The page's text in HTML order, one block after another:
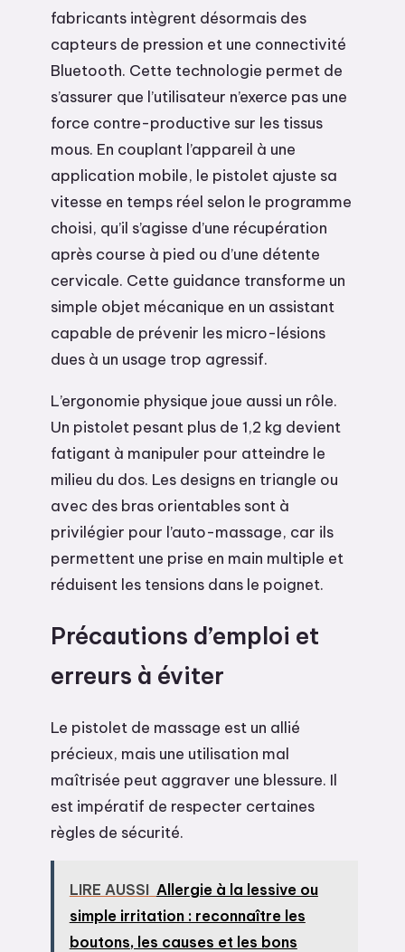
fabricants intègrent désormais des
capteurs de pression et une connectivité
Bluetooth. Cette technologie permet de
s’assurer que l’utilisateur n’exerce pas une
force contre-productive sur les tissus
mous. En couplant l’appareil à une
application mobile, le pistolet ajuste sa
vitesse en temps réel selon le programme
choisi, qu’il s’agisse d’une récupération
après course à pied ou d’une détente
cervicale. Cette guidance transforme un
simple objet mécanique en un assistant
capable de prévenir les micro-lésions
dues à un usage trop agressif.
L’ergonomie physique joue aussi un rôle.
Un pistolet pesant plus de 1,2 kg devient
fatigant à manipuler pour atteindre le
milieu du dos. Les designs en triangle ou
avec des bras orientables sont à
privilégier pour l’auto-massage, car ils
permettent une prise en main multiple et
réduisent les tensions dans le poignet.
Précautions d’emploi et
erreurs à éviter
Le pistolet de massage est un allié
précieux, mais une utilisation mal
maîtrisée peut aggraver une blessure. Il
est impératif de respecter certaines
règles de sécurité.
LIRE AUSSI Allergie à la lessive ou
simple irritation : reconnaître les
boutons, les causes et les bons